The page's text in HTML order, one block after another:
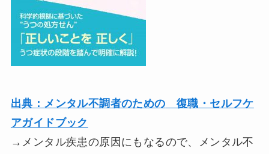
出典：メンタル不調者のための 復職・セルフケ
アガイドブック
→メンタル疾患の原因にもなるので、メンタル不